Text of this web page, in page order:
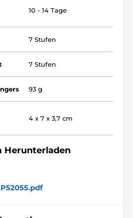
10 - 14 Tage
7 Stufen
7 Stufen
93 g
4 x 7 x 3,7 cm
Herunterladen